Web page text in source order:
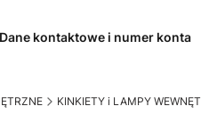
Dane kontaktowe i numer konta
KINKIETY i LAMPY